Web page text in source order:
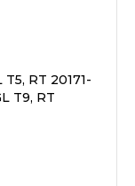
T5, RT 20171-
T9, RT